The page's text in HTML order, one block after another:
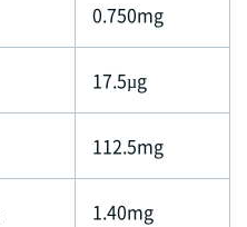
0.750mg
17.5µg
112.5mg
1.40mg